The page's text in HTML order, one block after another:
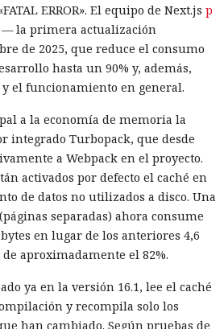
ERROR». El equipo de Next.js p
— la primera actualización
de 2025, que reduce el consumo
hasta un 90% y, además,
el funcionamiento en general.
a la economía de memoria la
integrado Turbopack, que desde
a Webpack en el proyecto.
activados por defecto el caché en
de datos no utilizados a disco. Una
separadas) ahora consume
en lugar de los anteriores 4,6
aproximadamente el 82%.
ya en la versión 16.1, lee el caché
y recompila solo los
han cambiado. Según pruebas de